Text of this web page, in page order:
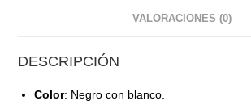
VALORACIONES (0)
DESCRIPCIÓN
Color: Negro con blanco.